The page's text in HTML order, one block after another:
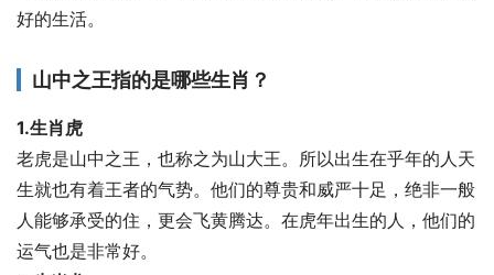
好的生活。
山中之王指的是哪些生肖？
1.生肖虎
老虎是山中之王，也称之为山大王。所以出生在乎年的人天
生就也有着王者的气势。他们的尊贵和威严十足，绝非一般
人能够承受的住，更会飞黄腾达。在虎年出生的人，他们的
运气也是非常好。